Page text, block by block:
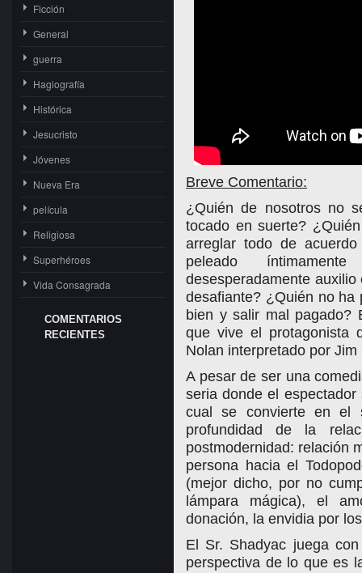
Ficción
General
guerra
Hagiografía
Histórica
Jesucristo
Jóvenes
Nueva Era
película
Religiosa
Superhéroes
Vida Consagrada
COMENTARIOS
RECIENTES
Breve Comentario:
¿Quién de nosotros no
tocado en suerte?
arreglar todo de
peleado
desesperadamente
desafiante? ¿Quién no ha
bien y salir mal pagado?
que vive el protagonista
Nolan interpretado por Jim
A pesar de ser una
seria donde el
cual se convierte en el
profundidad de la
postmodernidad: relación
persona hacia el
(mejor dicho, por no
lámpara mágica), el
donación, la envidia por
El Sr. Shadyac juega
perspectiva de lo que es